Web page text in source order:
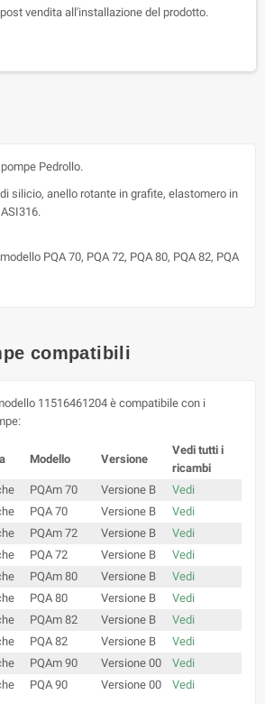
vendita all'installazione del prodotto.
Pedrollo.
silicio, anello rotante in grafite, elastomero in
PQA 70, PQA 72, PQA 80, PQA 82, PQA
compatibili
11516461204 è compatibile con i
Modello Versione
Vedi tutti i
ricambi
PQAm 70 Versione B
Vedi
PQA 70 Versione B
Vedi
PQAm 72 Versione B
Vedi
PQA 72 Versione B
Vedi
PQAm 80 Versione B
Vedi
PQA 80 Versione B
Vedi
PQAm 82 Versione B
Vedi
PQA 82 Versione B
Vedi
PQAm 90 Versione 00
Vedi
PQA 90 Versione 00 Vedi